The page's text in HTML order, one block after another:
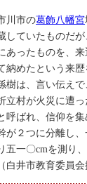
川市の葛飾八幡宮
していたものだ
あったものを、
納めたという来歴
樹は、言い伝えで
立村が火災に遭
呼ばれ、信仰を
が２つに分離し
五一〇cmを測り
白井市教育委員会